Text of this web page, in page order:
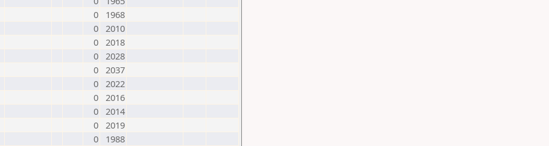
0
1968
0 2010
0 2018
0 2028
0 2037
0 2022
0 2016
0 2014
0 2019
0
1988